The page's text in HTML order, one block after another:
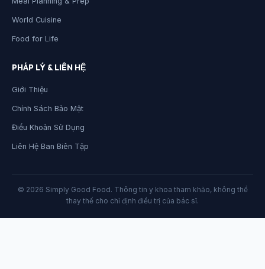
World Cuisine
Food for Life
PHÁP LÝ & LIÊN HỆ
Giới Thiệu
Chính Sách Bảo Mật
Điều Khoản Sử Dụng
Liên Hệ Ban Biên Tập
© 2026 Simply Good Food. Thông tin y khoa tham khảo, không thể
thay thế cho chỉ định điều trị của bác sĩ.